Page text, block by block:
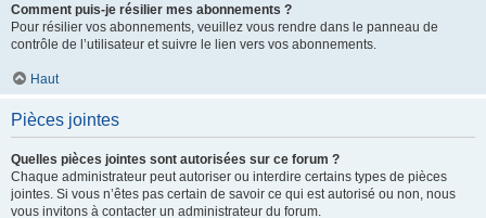
Comment puis-je résilier mes abonnements ?
Pour résilier vos abonnements, veuillez vous rendre dans le panneau de
contrôle de l’utilisateur et suivre le lien vers vos abonnements.
Haut
Pièces jointes
Quelles pièces jointes sont autorisées sur ce forum ?
Chaque administrateur peut autoriser ou interdire certains types de pièces
jointes. Si vous n’êtes pas certain de savoir ce qui est autorisé ou non, nous
vous invitons à contacter un administrateur du forum.